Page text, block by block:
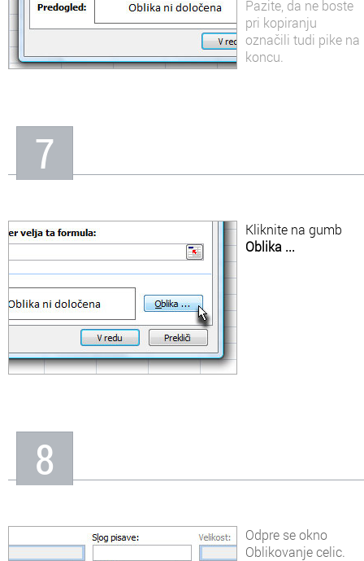
Pazite, da ne boste
pri kopiranju
označili tudi pike na
koncu.
7
Kliknite na gumb
Oblika ...
8
Odpre se okno
Oblikovanje celic.